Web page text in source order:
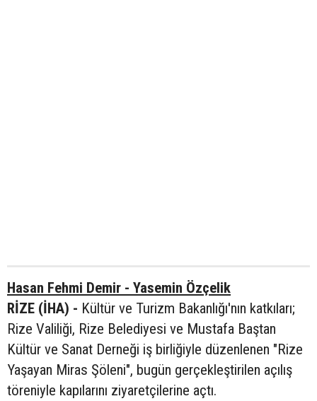
Hasan Fehmi Demir - Yasemin Özçelik
RİZE (İHA) - Kültür ve Turizm Bakanlığı'nın katkıları;
Rize Valiliği, Rize Belediyesi ve Mustafa Baştan
Kültür ve Sanat Derneği iş birliğiyle düzenlenen "Rize
Yaşayan Miras Şöleni", bugün gerçekleştirilen açılış
töreniyle kapılarını ziyaretçilerine açtı.